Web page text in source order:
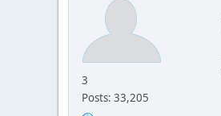
3
Posts: 33,205